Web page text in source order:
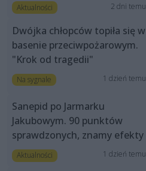
Aktualności 2 dni temu
Dwójka chłopców topiła się w
basenie przeciwpożarowym.
"Krok od tragedii"
Na sygnale 1 dzień temu
Sanepid po Jarmarku
Jakubowym. 90 punktów
sprawdzonych, znamy efekty
Aktualności 1 dzień temu